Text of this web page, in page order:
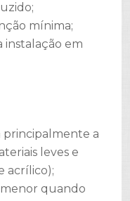
mínima;
instalação em
principalmente a
leves e
acrílico);
quando